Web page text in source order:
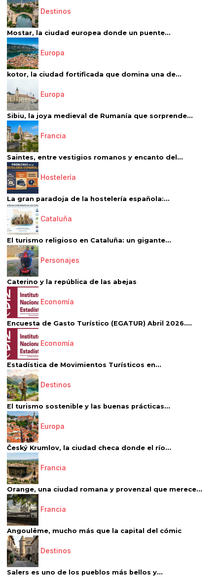
Destinos
Mostar, la ciudad europea donde un puente...
Europa
kotor, la ciudad fortificada que domina una de...
Europa
Sibiu, la joya medieval de Rumanía que sorprende...
Francia
Saintes, entre vestigios romanos y encanto del...
Hostelería
La gran paradoja de la hostelería española:...
Cataluña
El turismo religioso en Cataluña: un gigante...
Personajes
Caterino y la república de las abejas
Economía
Encuesta de Gasto Turístico (EGATUR) Abril 2026....
Economía
Estadística de Movimientos Turísticos en...
Destinos
El turismo sostenible y las buenas prácticas...
Europa
Český Krumlov, la ciudad checa donde el río...
Francia
Orange, una ciudad romana y provenzal que merece...
Francia
Angoulême, mucho más que la capital del cómic
Destinos
Salers es uno de los pueblos más bellos y...